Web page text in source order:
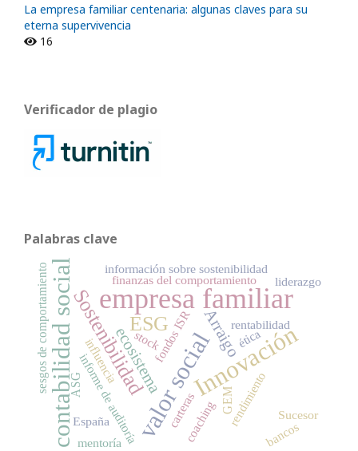
La empresa familiar centenaria: algunas claves para su
eterna supervivencia
16
Verificador de plagio
Palabras clave
empresa familiar
Innovación
valor social
contabilidad socialSostenibilidadESG Arraigo
ecosistema
finanzas del comportamiento
rendimiento
información sobre sostenibilidad
informe de auditoría carteras
influencia
rentabilidad
sesgos de comportamiento fondos ISR
GEM
España
mentoría coaching Sucesor
liderazgo
ASG
stock
bancos
ética